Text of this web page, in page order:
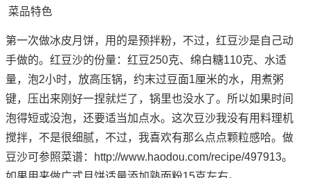
菜品特色
第一次做冰皮月饼，用的是预拌粉，不过，红豆沙是自己动
手做的。红豆沙的份量：红豆250克、绵白糖110克、水适
量，泡2小时，放高压锅，约末过豆面1厘米的水，用煮粥
键，压出来刚好一捏就烂了，锅里也没水了。所以如果时间
泡得短或没泡，还要适当加点水。这次豆沙我没有用料理机
搅拌，不是很细腻，不过，我喜欢有那么点点颗粒感哈。做
豆沙可参照菜谱：http://www.haodou.com/recipe/497913。